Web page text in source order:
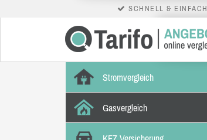
SCHNELL & EINFACH
Stromvergleich
Gasvergleich